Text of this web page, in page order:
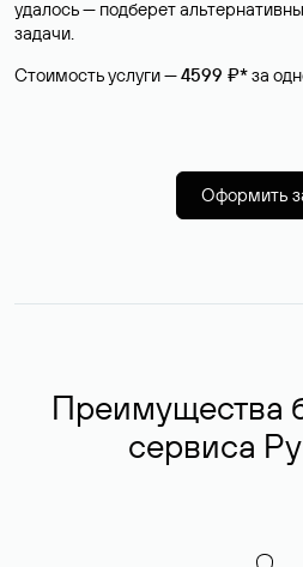
удалось — подберет
задачи.
Стоимость услуги —4599 ₽*за
Оформить
Преимущества
сервиса